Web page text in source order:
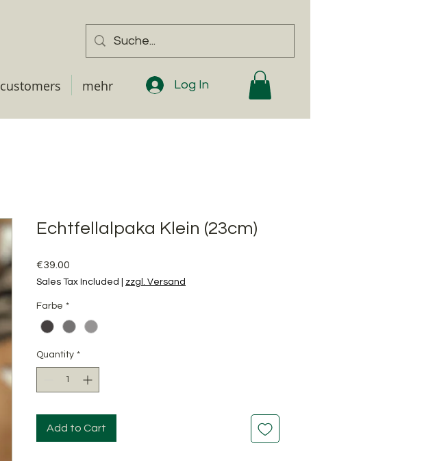
customers mehr Log In
Echtfellalpaka Klein (23cm)
€39.00
Sales Tax Included zzgl. Versand
Farbe *
Quantity *
Add to Cart